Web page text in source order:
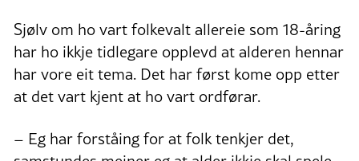
Sjølv om ho vart folkevalt allereie som 18-åring
har ho ikkje tidlegare opplevd at alderen hennar
har vore eit tema. Det har først kome opp etter
at det vart kjent at ho vart ordførar.
– Eg har forståing for at folk tenkjer det,